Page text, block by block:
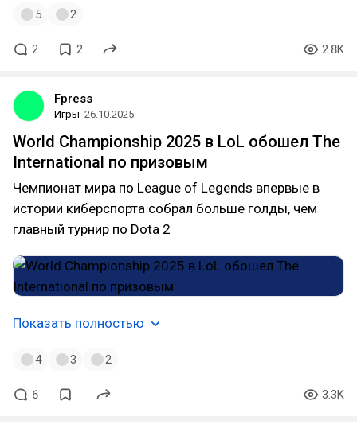
5 2
2 2 2.8K
Fpress
Игры 26.10.2025
World Championship 2025 в LoL обошел The
International по призовым
Чемпионат мира по League of Legends впервые в
истории киберспорта собрал больше голды, чем
главный турнир по Dota 2
Показать полностью
4 3 2
6 3.3K